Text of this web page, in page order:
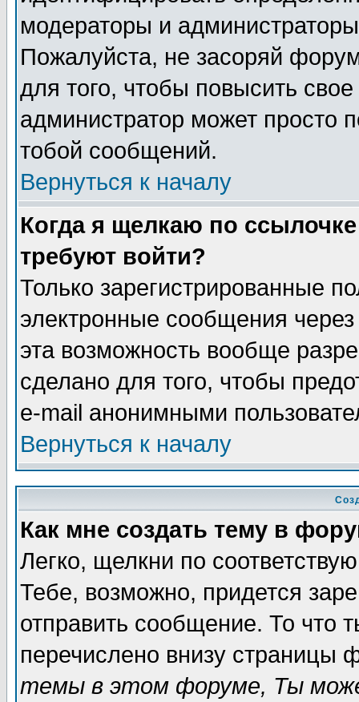
модераторы и
Пожалуйста, не засоряй
для того, чтобы повысить
администратор может просто
тобой сообщений.
Вернуться к началу
Когда я щелкаю по
требуют войти?
Только зарегистрированные
электронные сообщения
эта возможность вообще
сделано для того, чтобы
e-mail анонимными
Вернуться к началу
Как мне создать тему в
Легко, щелкни по
Тебе, возможно, придется
отправить сообщение. То
перечислено внизу страницы
темы в этом форуме, Ты